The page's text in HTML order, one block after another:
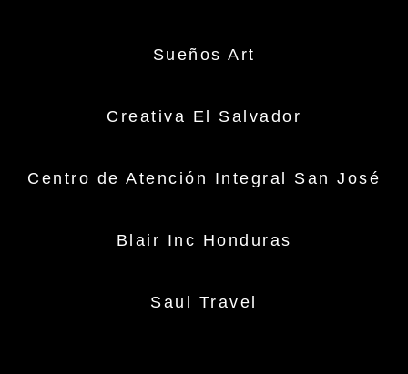
Sueños Art
Creativa El Salvador
Centro de Atención Integral San José
Blair Inc Honduras
Saul Travel